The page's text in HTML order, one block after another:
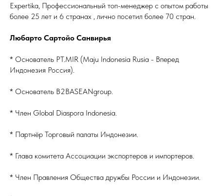
Expertika, Профессиональный топ-менеджер с опытом работы
более 25 лет и 6 странах , лично посетил более 70 стран.
Любарто Сартойо Санвирья
* Основатель PT.MIR (Maju Indonesia Rusia - Вперед
Индонезия Россия).
* Основатель B2BASEANgroup.
* Член Global Diaspora Indonesia.
* Партнёр Торговый палаты Индонезии.
* Глава комитета Ассоциации экспортеров и импортеров.
* Член Правления Общества дружбы России и Индонезии.